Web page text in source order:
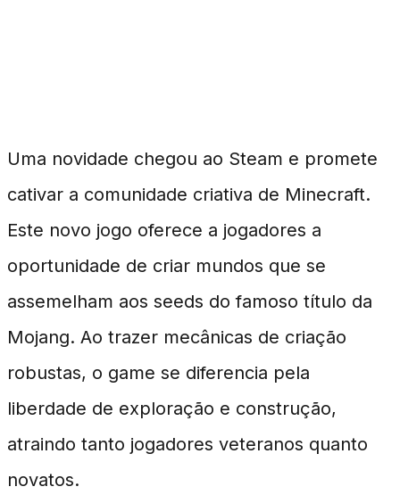
Uma novidade chegou ao Steam e promete
cativar a comunidade criativa de Minecraft.
Este novo jogo oferece a jogadores a
oportunidade de criar mundos que se
assemelham aos seeds do famoso título da
Mojang. Ao trazer mecânicas de criação
robustas, o game se diferencia pela
liberdade de exploração e construção,
atraindo tanto jogadores veteranos quanto
novatos.